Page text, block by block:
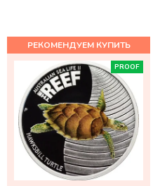
PROOF